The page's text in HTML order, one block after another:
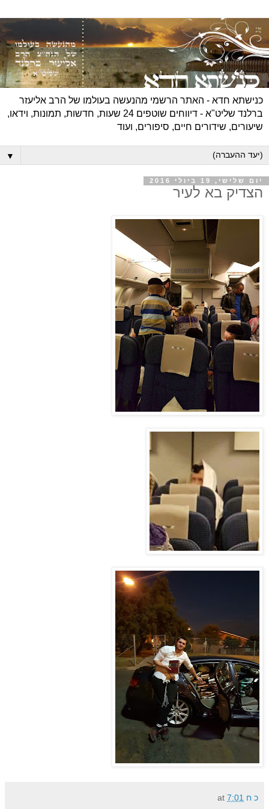
כנישתא חדא - האתר הרשמי מהנעשה בעולמו של הרב אליעזר
ברלנד שליט"א - דיווחים שוטפים 24 שעות, חדשות, תמונות, וידאו,
שיעורים, שידורים חיים, סיפורים, ועוד
▼
יום שלישי, 19 ביולי 2016
הצדיק בא לעיר
כ ח at 7:01